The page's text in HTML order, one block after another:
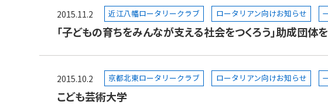
2015.11.2 近江八幡ロータリークラブ ロータリアン向けお知らせ
「子どもの育ちをみんなが支える社会をつくろう」助成団体を
2015.10.2 京都北東ロータリークラブ ロータリアン向けお知らせ
こども芸術大学